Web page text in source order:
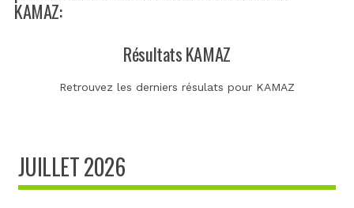
KAMAZ:
Résultats KAMAZ
Retrouvez les derniers résulats pour KAMAZ
JUILLET 2026